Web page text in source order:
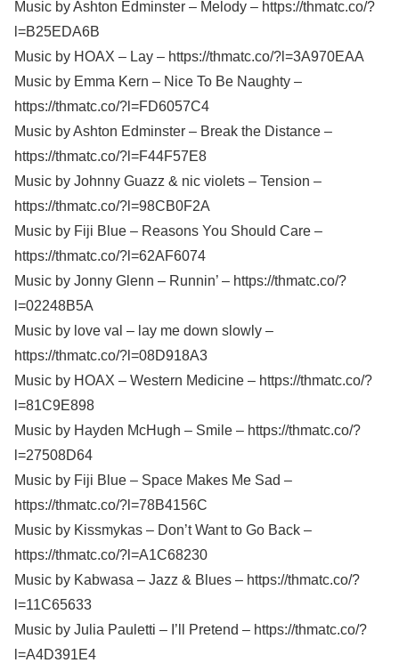
Music by Ashton Edminster – Melody – https://thmatc.co/?
l=B25EDA6B
Music by HOAX – Lay – https://thmatc.co/?l=3A970EAA
Music by Emma Kern – Nice To Be Naughty –
https://thmatc.co/?l=FD6057C4
Music by Ashton Edminster – Break the Distance –
https://thmatc.co/?l=F44F57E8
Music by Johnny Guazz & nic violets – Tension –
https://thmatc.co/?l=98CB0F2A
Music by Fiji Blue – Reasons You Should Care –
https://thmatc.co/?l=62AF6074
Music by Jonny Glenn – Runnin’ – https://thmatc.co/?
l=02248B5A
Music by love val – lay me down slowly –
https://thmatc.co/?l=08D918A3
Music by HOAX – Western Medicine – https://thmatc.co/?
l=81C9E898
Music by Hayden McHugh – Smile – https://thmatc.co/?
l=27508D64
Music by Fiji Blue – Space Makes Me Sad –
https://thmatc.co/?l=78B4156C
Music by Kissmykas – Don’t Want to Go Back –
https://thmatc.co/?l=A1C68230
Music by Kabwasa – Jazz & Blues – https://thmatc.co/?
l=11C65633
Music by Julia Pauletti – I’ll Pretend – https://thmatc.co/?
l=A4D391E4